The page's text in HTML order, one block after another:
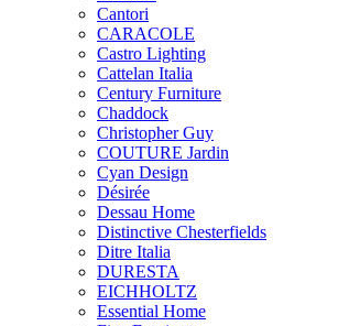
Cantori
CARACOLE
Castro Lighting
Cattelan Italia
Century Furniture
Chaddock
Christopher Guy
COUTURE Jardin
Cyan Design
Désirée
Dessau Home
Distinctive Chesterfields
Ditre Italia
DURESTA
EICHHOLTZ
Essential Home